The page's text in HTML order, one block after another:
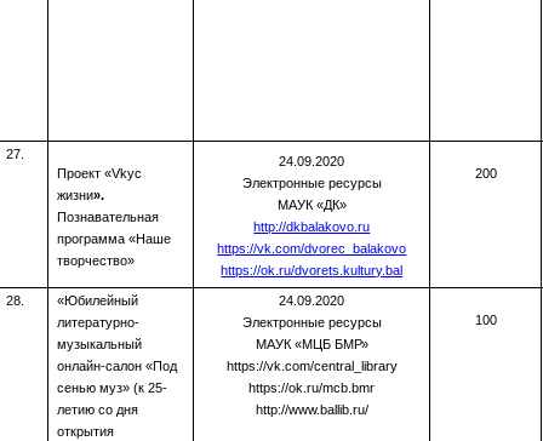
27.
Проект «Vkус
жизни».
Познавательная
программа «Наше
творчество»
24.09.2020
Электронные ресурсы
МАУК «ДК»
http://dkbalakovo.ru
https://vk.com/dvorec_balakovo
https://ok.ru/dvorets.kultury.bal
200
28. «Юбилейный
литературно-
музыкальный
онлайн-салон «Под
сенью муз» (к 25-
летию со дня
открытия
24.09.2020
Электронные ресурсы
МАУК «МЦБ БМР»
https://vk.com/central_library
https://ok.ru/mcb.bmr
http://www.ballib.ru/
100